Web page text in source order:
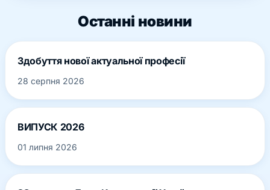
Останні новини
Здобуття нової актуальної професії
28 серпня 2026
ВИПУСК 2026
01 липня 2026